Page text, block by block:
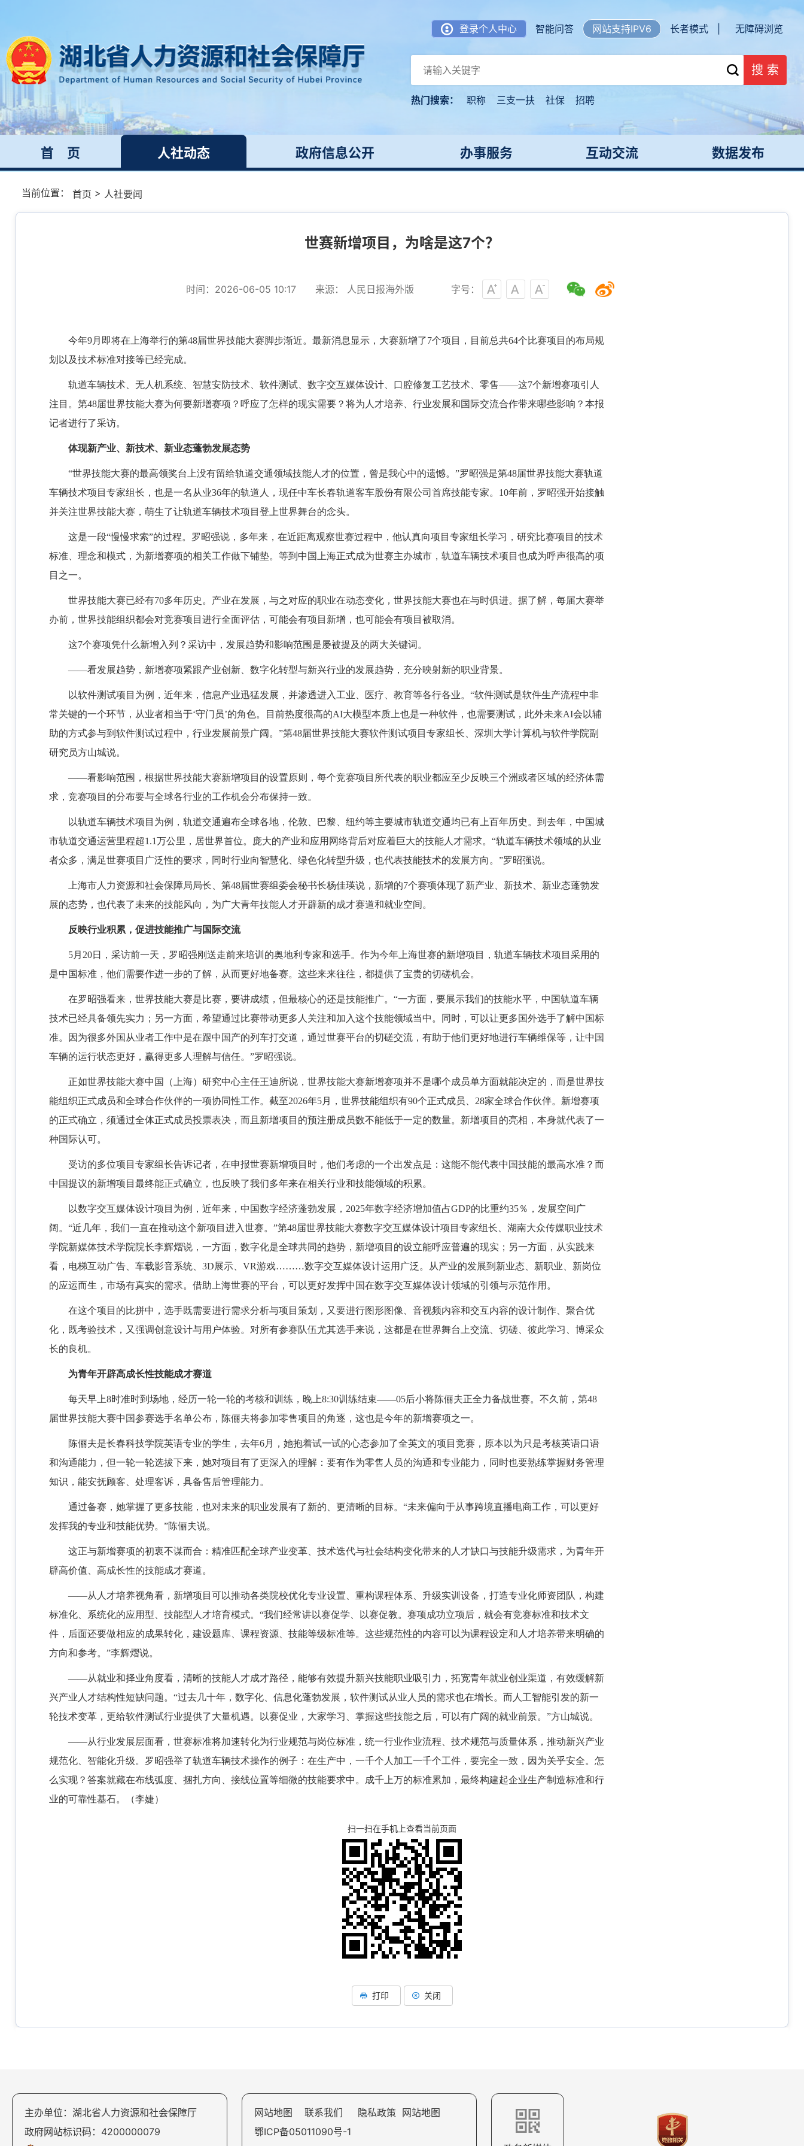
登录个人中心 智能问答 网站支持IPV6 长者模式 | 无障碍浏览
搜 索
热门搜索： 职称 三支一扶 社保 招聘
首 页 人社动态 政府信息公开 办事服务 互动交流 数据发布
当前位置： 首页 > 人社要闻
世赛新增项目，为啥是这7个？
时间：2026-06-05 10:17 来源： 人民日报海外版 字号：
今年9月即将在上海举行的第48届世界技能大赛脚步渐近。最新消息显示，大赛新增了7个项目，目前总共64个比赛项目的布局规
划以及技术标准对接等已经完成。
轨道车辆技术、无人机系统、智慧安防技术、软件测试、数字交互媒体设计、口腔修复工艺技术、零售——这7个新增赛项引人
注目。第48届世界技能大赛为何要新增赛项？呼应了怎样的现实需要？将为人才培养、行业发展和国际交流合作带来哪些影响？本报
记者进行了采访。
体现新产业、新技术、新业态蓬勃发展态势
“世界技能大赛的最高领奖台上没有留给轨道交通领域技能人才的位置，曾是我心中的遗憾。”罗昭强是第48届世界技能大赛轨道
车辆技术项目专家组长，也是一名从业36年的轨道人，现任中车长春轨道客车股份有限公司首席技能专家。10年前，罗昭强开始接触
并关注世界技能大赛，萌生了让轨道车辆技术项目登上世界舞台的念头。
这是一段“慢慢求索”的过程。罗昭强说，多年来，在近距离观察世赛过程中，他认真向项目专家组长学习，研究比赛项目的技术
标准、理念和模式，为新增赛项的相关工作做下铺垫。等到中国上海正式成为世赛主办城市，轨道车辆技术项目也成为呼声很高的项
目之一。
世界技能大赛已经有70多年历史。产业在发展，与之对应的职业在动态变化，世界技能大赛也在与时俱进。据了解，每届大赛举
办前，世界技能组织都会对竞赛项目进行全面评估，可能会有项目新增，也可能会有项目被取消。
这7个赛项凭什么新增入列？采访中，发展趋势和影响范围是屡被提及的两大关键词。
——看发展趋势，新增赛项紧跟产业创新、数字化转型与新兴行业的发展趋势，充分映射新的职业背景。
以软件测试项目为例，近年来，信息产业迅猛发展，并渗透进入工业、医疗、教育等各行各业。“软件测试是软件生产流程中非
常关键的一个环节，从业者相当于‘守门员’的角色。目前热度很高的AI大模型本质上也是一种软件，也需要测试，此外未来AI会以辅
助的方式参与到软件测试过程中，行业发展前景广阔。”第48届世界技能大赛软件测试项目专家组长、深圳大学计算机与软件学院副
研究员方山城说。
——看影响范围，根据世界技能大赛新增项目的设置原则，每个竞赛项目所代表的职业都应至少反映三个洲或者区域的经济体需
求，竞赛项目的分布要与全球各行业的工作机会分布保持一致。
以轨道车辆技术项目为例，轨道交通遍布全球各地，伦敦、巴黎、纽约等主要城市轨道交通均已有上百年历史。到去年，中国城
市轨道交通运营里程超1.1万公里，居世界首位。庞大的产业和应用网络背后对应着巨大的技能人才需求。“轨道车辆技术领域的从业
者众多，满足世赛项目广泛性的要求，同时行业向智慧化、绿色化转型升级，也代表技能技术的发展方向。”罗昭强说。
上海市人力资源和社会保障局局长、第48届世赛组委会秘书长杨佳瑛说，新增的7个赛项体现了新产业、新技术、新业态蓬勃发
展的态势，也代表了未来的技能风向，为广大青年技能人才开辟新的成才赛道和就业空间。
反映行业积累，促进技能推广与国际交流
5月20日，采访前一天，罗昭强刚送走前来培训的奥地利专家和选手。作为今年上海世赛的新增项目，轨道车辆技术项目采用的
是中国标准，他们需要作进一步的了解，从而更好地备赛。这些来来往往，都提供了宝贵的切磋机会。
在罗昭强看来，世界技能大赛是比赛，要讲成绩，但最核心的还是技能推广。“一方面，要展示我们的技能水平，中国轨道车辆
技术已经具备领先实力；另一方面，希望通过比赛带动更多人关注和加入这个技能领域当中。同时，可以让更多国外选手了解中国标
准。因为很多外国从业者工作中是在跟中国产的列车打交道，通过世赛平台的切磋交流，有助于他们更好地进行车辆维保等，让中国
车辆的运行状态更好，赢得更多人理解与信任。”罗昭强说。
正如世界技能大赛中国（上海）研究中心主任王迪所说，世界技能大赛新增赛项并不是哪个成员单方面就能决定的，而是世界技
能组织正式成员和全球合作伙伴的一项协同性工作。截至2026年5月，世界技能组织有90个正式成员、28家全球合作伙伴。新增赛项
的正式确立，须通过全体正式成员投票表决，而且新增项目的预注册成员数不能低于一定的数量。新增项目的亮相，本身就代表了一
种国际认可。
受访的多位项目专家组长告诉记者，在申报世赛新增项目时，他们考虑的一个出发点是：这能不能代表中国技能的最高水准？而
中国提议的新增项目最终能正式确立，也反映了我们多年来在相关行业和技能领域的积累。
以数字交互媒体设计项目为例，近年来，中国数字经济蓬勃发展，2025年数字经济增加值占GDP的比重约35％，发展空间广
阔。“近几年，我们一直在推动这个新项目进入世赛。”第48届世界技能大赛数字交互媒体设计项目专家组长、湖南大众传媒职业技术
学院新媒体技术学院院长李辉熠说，一方面，数字化是全球共同的趋势，新增项目的设立能呼应普遍的现实；另一方面，从实践来
看，电梯互动广告、车载影音系统、3D展示、VR游戏………数字交互媒体设计运用广泛。从产业的发展到新业态、新职业、新岗位
的应运而生，市场有真实的需求。借助上海世赛的平台，可以更好发挥中国在数字交互媒体设计领域的引领与示范作用。
在这个项目的比拼中，选手既需要进行需求分析与项目策划，又要进行图形图像、音视频内容和交互内容的设计制作、聚合优
化，既考验技术，又强调创意设计与用户体验。对所有参赛队伍尤其选手来说，这都是在世界舞台上交流、切磋、彼此学习、博采众
长的良机。
为青年开辟高成长性技能成才赛道
每天早上8时准时到场地，经历一轮一轮的考核和训练，晚上8:30训练结束——05后小将陈俪夫正全力备战世赛。不久前，第48
届世界技能大赛中国参赛选手名单公布，陈俪夫将参加零售项目的角逐，这也是今年的新增赛项之一。
陈俪夫是长春科技学院英语专业的学生，去年6月，她抱着试一试的心态参加了全英文的项目竞赛，原本以为只是考核英语口语
和沟通能力，但一轮一轮选拔下来，她对项目有了更深入的理解：要有作为零售人员的沟通和专业能力，同时也要熟练掌握财务管理
知识，能安抚顾客、处理客诉，具备售后管理能力。
通过备赛，她掌握了更多技能，也对未来的职业发展有了新的、更清晰的目标。“未来偏向于从事跨境直播电商工作，可以更好
发挥我的专业和技能优势。”陈俪夫说。
这正与新增赛项的初衷不谋而合：精准匹配全球产业变革、技术迭代与社会结构变化带来的人才缺口与技能升级需求，为青年开
辟高价值、高成长性的技能成才赛道。
——从人才培养视角看，新增项目可以推动各类院校优化专业设置、重构课程体系、升级实训设备，打造专业化师资团队，构建
标准化、系统化的应用型、技能型人才培育模式。“我们经常讲以赛促学、以赛促教。赛项成功立项后，就会有竞赛标准和技术文
件，后面还要做相应的成果转化，建设题库、课程资源、技能等级标准等。这些规范性的内容可以为课程设定和人才培养带来明确的
方向和参考。”李辉熠说。
——从就业和择业角度看，清晰的技能人才成才路径，能够有效提升新兴技能职业吸引力，拓宽青年就业创业渠道，有效缓解新
兴产业人才结构性短缺问题。“过去几十年，数字化、信息化蓬勃发展，软件测试从业人员的需求也在增长。而人工智能引发的新一
轮技术变革，更给软件测试行业提供了大量机遇。以赛促业，大家学习、掌握这些技能之后，可以有广阔的就业前景。”方山城说。
——从行业发展层面看，世赛标准将加速转化为行业规范与岗位标准，统一行业作业流程、技术规范与质量体系，推动新兴产业
规范化、智能化升级。罗昭强举了轨道车辆技术操作的例子：在生产中，一千个人加工一千个工件，要完全一致，因为关乎安全。怎
么实现？答案就藏在布线弧度、捆扎方向、接线位置等细微的技能要求中。成千上万的标准累加，最终构建起企业生产制造标准和行
业的可靠性基石。（李婕）
扫一扫在手机上查看当前页面
打印 关闭
主办单位：湖北省人力资源和社会保障厅
政府网站标识码：4200000079
网站地图 联系我们 隐私政策 网站地图
鄂ICP备05011090号-1